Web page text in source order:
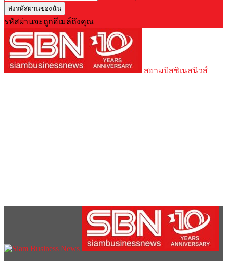
รหัสผ่านจะถูกอีเมล์ถึงคุณ
สยามบิสซิเนสนิวส์